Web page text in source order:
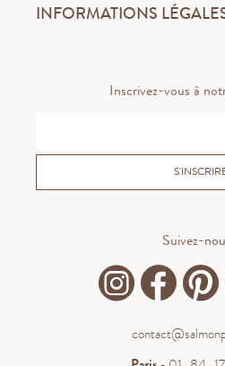
INFORMATIONS
Inscrivez-vous à
Suivez-